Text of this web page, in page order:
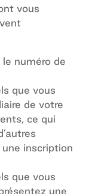
vous
le numéro de
que vous
de votre
ce qui
inscription
que vous
une